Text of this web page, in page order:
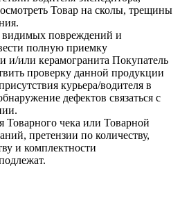
Товар на сколы, трещины
видимых повреждений и
полную приемку
и/или керамогранита Покупатель
проверку данной продукции
курьера/водителя в
дефектов связаться с
Товарного чека или Товарной
претензии по количеству,
и комплектности